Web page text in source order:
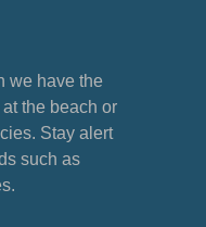
we have the
the beach or
Stay alert
such as